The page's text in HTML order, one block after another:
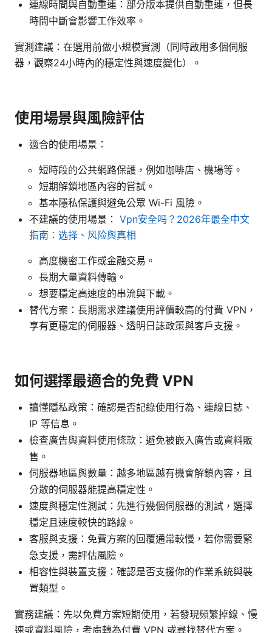
連線時間與自動重連：部分版本提供自動重連，但長
時間中斷會影響工作效率。
實測建議：在選用前做小規模實測（同時啟用多個伺服
器，觀察24小時內的穩定性與速度變化）。
使用場景與風險評估
適合的使用場景：
短時段的公共網路保護，例如咖啡店、機場等。
短期解鎖地區內容的嘗試。
基本隱私保護與避免公眾 Wi-Fi 風險。
不建議的使用場景： Vpn安全吗？2026年最全中文
指南：选择、风险與真相
高度機密工作或金融交易。
長期大量資料傳輸。
想要穩定高速度的串流與下載。
替代方案：長期需求建議使用評價較高的付費 VPN，
享有更穩定的伺服器、透明日誌政策與客戶支援。
如何選擇最適合的免費 VPN
讀懂隱私政策：確認是否記錄使用行為、連線日誌、
IP 等信息。
檢查廣告與資料使用條款：避免被嵌入廣告或資料販
售。
伺服器地區與數量：越多地區越有機會解鎖內容，且
分散的伺服器能提高穩定性。
速度與穩定性測試：先進行幾個伺服器的測試，選擇
穩定且速度較快的路線。
客服與支援：免費方案的回覆通常較慢，若你需要緊
急支援，需評估風險。
相容性與裝置支援：確認是否支援你的作業系統與裝
置類型。
實務建議：先以免費方案短期使用，若發現頻繁掉線、慢
速或資料風險，考慮轉為付費 VPN 或尋找替代方案。